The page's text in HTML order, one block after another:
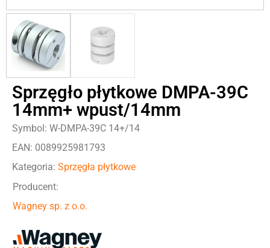
Sprzęgło płytkowe DMPA-39C
14mm+ wpust/14mm
Symbol: W-DMPA-39C 14+/14
EAN: 0089925981793
Kategoria: Sprzęgła płytkowe
Producent:
Wagney sp. z o.o.